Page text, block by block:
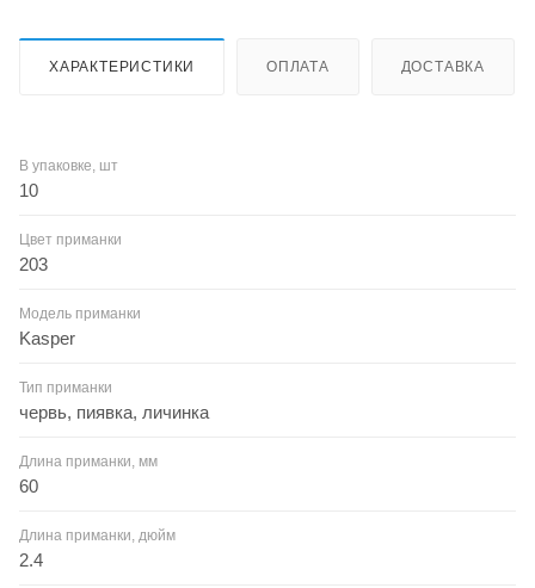
ХАРАКТЕРИСТИКИ ОПЛАТА ДОСТАВКА
В упаковке, шт
10
Цвет приманки
203
Модель приманки
Kasper
Тип приманки
червь, пиявка, личинка
Длина приманки, мм
60
Длина приманки, дюйм
2.4